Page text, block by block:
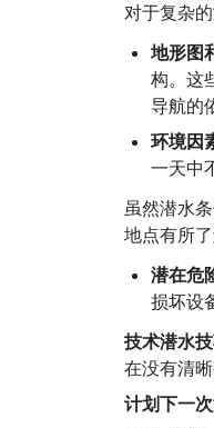
对于复杂
地形图
构。这
导航的
环境因
一天中
虽然潜水
地点有所了
潜在危
损坏设
技术潜水
在没有清
计划下一